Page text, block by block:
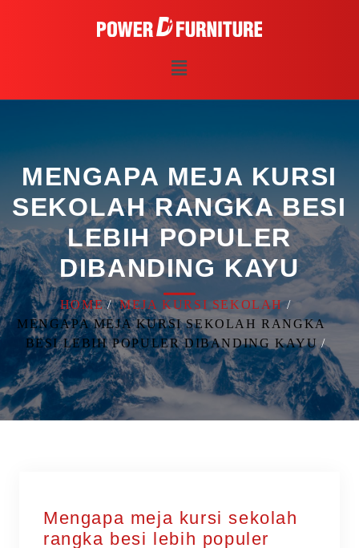
MENGAPA MEJA KURSI
SEKOLAH RANGKA BESI
LEBIH POPULER
DIBANDING KAYU
HOME
MEJA KURSI SEKOLAH
MENGAPA MEJA KURSI SEKOLAH RANGKA
BESI LEBIH POPULER DIBANDING KAYU
Mengapa meja kursi sekolah
rangka besi lebih populer